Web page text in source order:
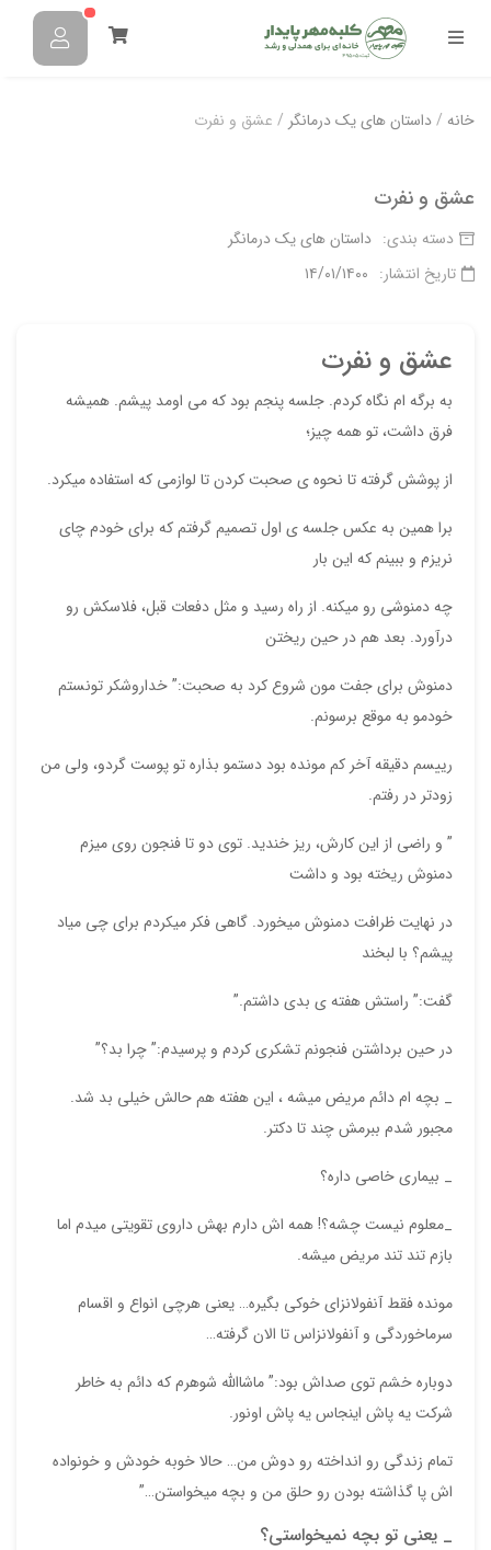
خانه /داستان های یک درمانگر / عشق و نفرت
عشق و نفرت
دسته بندی: داستان های یک درمانگر
تاریخ انتشار: ۱۴/۰۱/۱۴۰۰
عشق و نفرت
به برگه ام نگاه کردم. جلسه پنجم بود که می اومد پیشم. همیشه
فرق داشت، تو همه چیز؛
از پوشش گرفته تا نحوه ی صحبت کردن تا لوازمی که استفاده میکرد.
برا همین به عکس جلسه ی اول تصمیم گرفتم که برای خودم چای
نریزم و ببینم که این بار
چه دمنوشی رو میکنه. از راه رسید و مثل دفعات قبل، فلاسکش رو
درآورد. بعد هم در حین ریختن
دمنوش برای جفت مون شروع کرد به صحبت:” خداروشکر تونستم
خودمو به موقع برسونم.
رییسم دقیقه آخر کم مونده بود دستمو بذاره تو پوست گردو، ولی من
زودتر در رفتم.
” و راضی از این کارش، ریز خندید. توی دو تا فنجون روی میزم
دمنوش ریخته بود و داشت
در نهایت ظرافت دمنوش میخورد. گاهی فکر میکردم برای چی میاد
پیشم؟ با لبخند
گفت:” راستش هفته ی بدی داشتم.”
در حین برداشتن فنجونم تشکری کردم و پرسیدم:” چرا بد؟”
_ بچه ام دائم مریض میشه ، این هفته هم حالش خیلی بد شد.
مجبور شدم ببرمش چند تا دکتر.
_ بیماری خاصی داره؟
_معلوم نیست چشه؟! همه اش دارم بهش داروی تقویتی میدم اما
بازم تند تند مریض میشه.
مونده فقط آنفولانزای خوکی بگیره… یعنی هرچی انواع و اقسام
سرماخوردگی و آنفولانزاس تا الان گرفته…
دوباره خشم توی صداش بود:” ماشاالله شوهرم که دائم به خاطر
شرکت یه پاش اینجاس یه پاش اونور.
تمام زندگی رو انداخته رو دوش من… حالا خوبه خودش و خونواده
اش پا گذاشته بودن رو حلق من و بچه میخواستن…”
_ یعنی تو بچه نمیخواستی؟